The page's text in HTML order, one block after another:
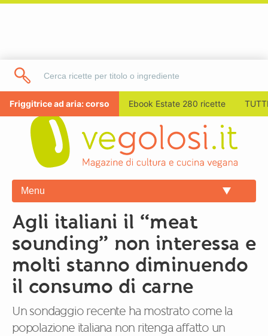
Friggitrice ad aria: corso Ebook Estate 280 ricette
Menu
Agli italiani il “meat
sounding” non interessa e
molti stanno diminuendo
il consumo di carne
Un sondaggio recente ha mostrato come la
popolazione italiana non ritenga affatto un